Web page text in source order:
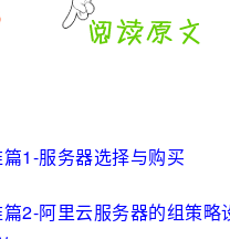
1-服务器选择与购买
2-阿里云服务器的组策略